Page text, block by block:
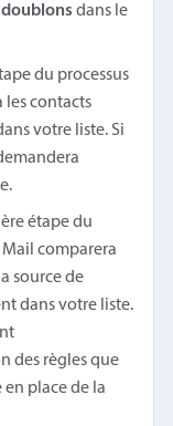
dans le
du processus
contacts
votre liste. Si
étape du
comparera
source de
dans votre liste.
des règles que
en place de la